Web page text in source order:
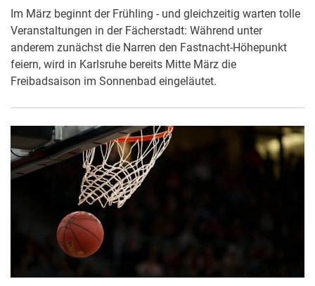
Im März beginnt der Frühling - und gleichzeitig warten tolle
Veranstaltungen in der Fächerstadt: Während unter
anderem zunächst die Narren den Fastnacht-Höhepunkt
feiern, wird in Karlsruhe bereits Mitte März die
Freibadsaison im Sonnenbad eingeläutet.